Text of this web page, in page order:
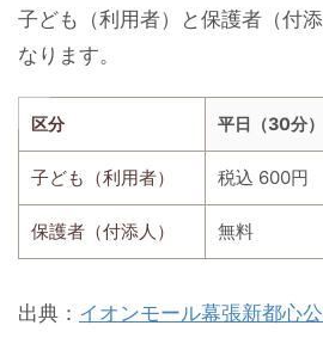
子ども（利用者）と保護者（付
なります。
区分 平日（30分）
子ども（利用者） 税込 600円
保護者（付添人） 無料
出典： イオンモール幕張新都心